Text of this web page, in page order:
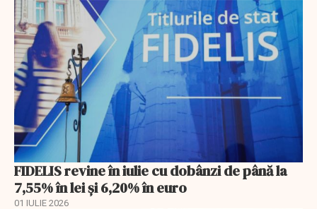
FIDELIS revine în iulie cu dobânzi de până la
7,55% în lei și 6,20% în euro
01 IULIE 2026